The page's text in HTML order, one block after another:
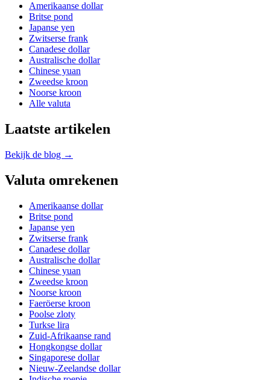
Amerikaanse dollar
Britse pond
Japanse yen
Zwitserse frank
Canadese dollar
Australische dollar
Chinese yuan
Zweedse kroon
Noorse kroon
Alle valuta
Laatste artikelen
Bekijk de blog →
Valuta omrekenen
Amerikaanse dollar
Britse pond
Japanse yen
Zwitserse frank
Canadese dollar
Australische dollar
Chinese yuan
Zweedse kroon
Noorse kroon
Faeröerse kroon
Poolse zloty
Turkse lira
Zuid-Afrikaanse rand
Hongkongse dollar
Singaporese dollar
Nieuw-Zeelandse dollar